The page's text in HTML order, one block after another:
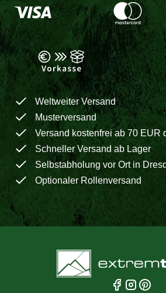
Weltweiter Versand
Musterversand
Versand kostenfrei ab 70 EUR
Schneller Versand ab Lager
Selbstabholung vor Ort in
Optionaler Rollenversand